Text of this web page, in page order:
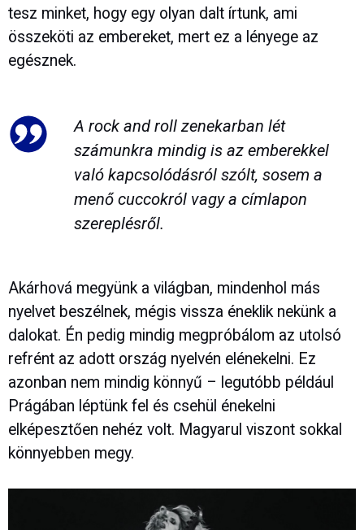
tesz minket, hogy egy olyan dalt írtunk, ami
összeköti az embereket, mert ez a lényege az
egésznek.
A rock and roll zenekarban lét
számunkra mindig is az emberekkel
való kapcsolódásról szólt, sosem a
menő cuccokról vagy a címlapon
szereplésről.
Akárhová megyünk a világban, mindenhol más
nyelvet beszélnek, mégis vissza éneklik nekünk a
dalokat. Én pedig mindig megpróbálom az utolsó
refrént az adott ország nyelvén elénekelni. Ez
azonban nem mindig könnyű – legutóbb például
Prágában léptünk fel és csehül énekelni
elképesztően nehéz volt. Magyarul viszont sokkal
könnyebben megy.